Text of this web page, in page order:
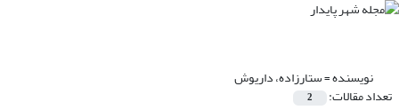
نویسنده =ستارزاده، داریوش
تعداد مقالات: 2